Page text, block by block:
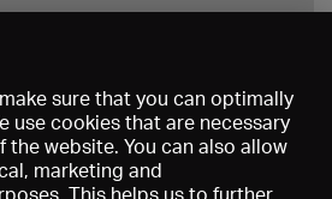
sure that you can optimally
use cookies that are necessary
website. You can also allow
marketing and
This helps us to further